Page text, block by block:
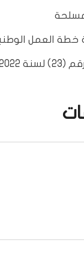
.